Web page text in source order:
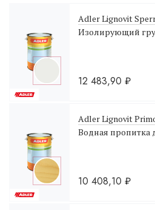
Adler Lignovit
Изолирующий
12 483,90 ₽
Adler Lignovit
Водная пропитка
10 408,10 ₽